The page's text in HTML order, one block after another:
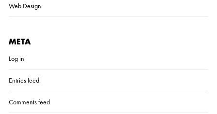
Web Design
META
Log in
Entries feed
Comments feed